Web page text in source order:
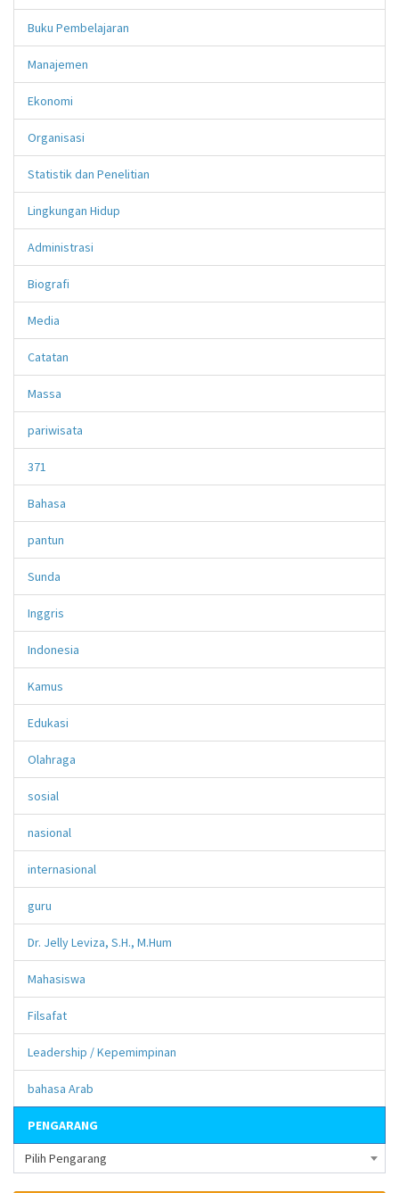
Buku Pembelajaran
Manajemen
Ekonomi
Organisasi
Statistik dan Penelitian
Lingkungan Hidup
Administrasi
Biografi
Media
Catatan
Massa
pariwisata
371
Bahasa
pantun
Sunda
Inggris
Indonesia
Kamus
Edukasi
Olahraga
sosial
nasional
internasional
guru
Dr. Jelly Leviza, S.H., M.Hum
Mahasiswa
Filsafat
Leadership / Kepemimpinan
bahasa Arab
PENGARANG
Pilih Pengarang